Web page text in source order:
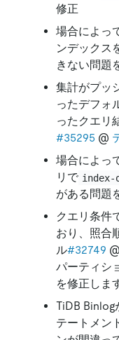
修正
場合によっ
ンデックス
きない問題
集計がプッ
ったデフォ
ったクエリ
#35295 @
場合によっ
リで index-
がある問題
クエリ条件
おり、照合
ル#32749 @
パーティシ
を修正しま
TiDB Binlog
テートメン